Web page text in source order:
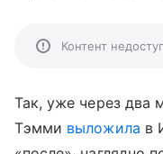
Контент
Так, уже через два
Тэмми выложила в